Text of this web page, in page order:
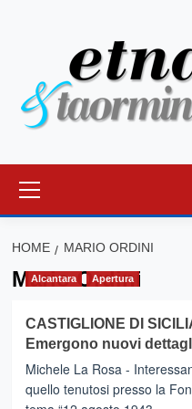
principale
HOME MARIO ORDINI
Mario Ordini
Alcantara Apertura
CASTIGLIONE DI
Emergono nuovi
Michele La Rosa -
quello tenutosi presso la